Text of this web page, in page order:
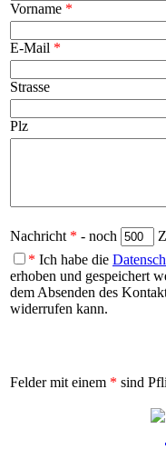
Vorname *
E-Mail *
Strasse
Plz
Nachricht * - noch
* Ich habe die
erhoben und gespeichert
dem Absenden des
widerrufen kann.
Felder mit einem * sind